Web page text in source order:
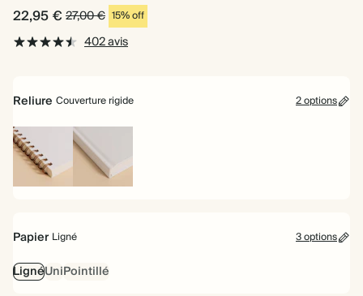
22,95 € 27,00 € 15% off
402 avis
Reliure Couverture rigide 2 options
Reliure Couverture
Papier Ligné 3 options
LignéUniPointillé